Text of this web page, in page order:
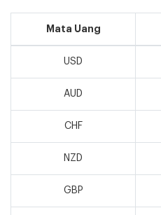
Mata Uang
USD
AUD
CHF
NZD
GBP